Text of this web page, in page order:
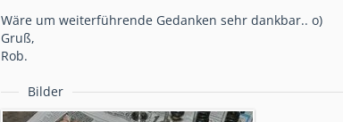
Wäre um weiterführende Gedanken sehr dankbar.. o)
Gruß,
Rob.
Bilder